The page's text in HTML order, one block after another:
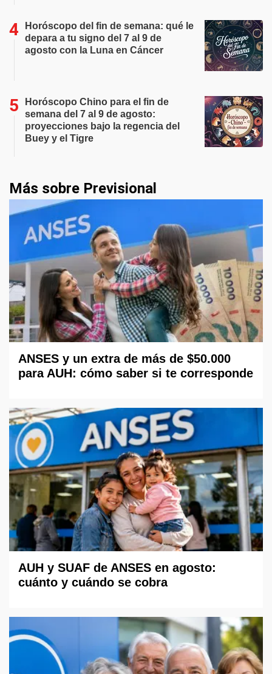
Horóscopo del fin de semana: qué le
depara a tu signo del 7 al 9 de
agosto con la Luna en Cáncer
Horóscopo Chino para el fin de
semana del 7 al 9 de agosto:
proyecciones bajo la regencia del
Buey y el Tigre
Más sobre Previsional
ANSES y un extra de más de $50.000
para AUH: cómo saber si te corresponde
AUH y SUAF de ANSES en agosto:
cuánto y cuándo se cobra